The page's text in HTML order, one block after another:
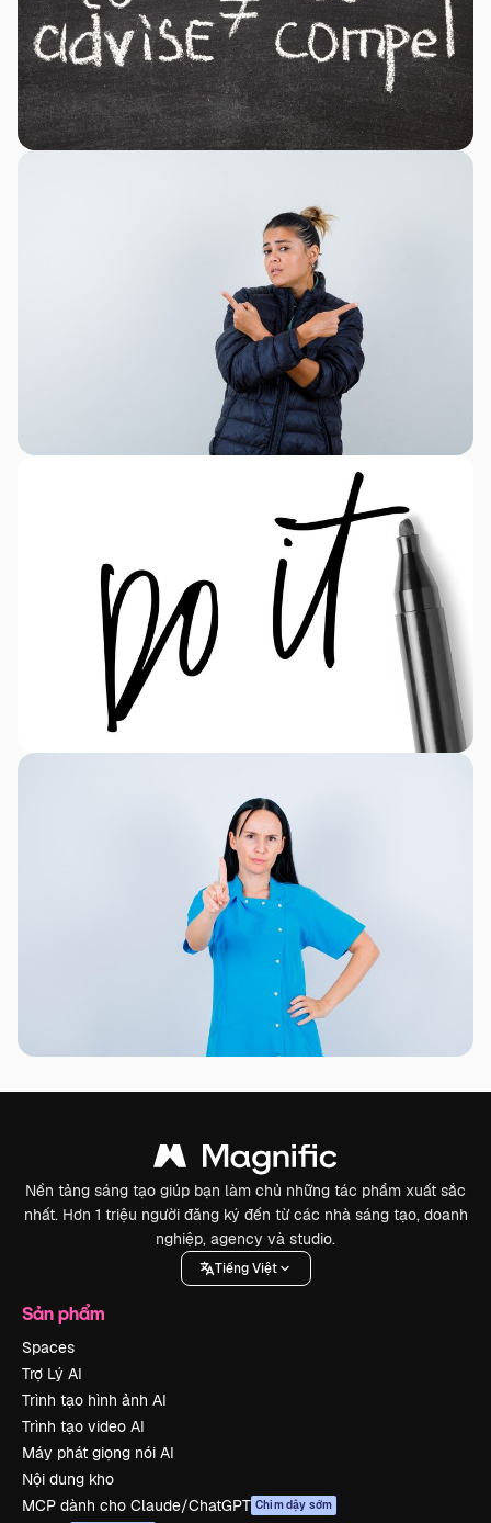
Nền tảng sáng tạo giúp bạn làm chủ những tác phẩm xuất sắc
nhất. Hơn 1 triệu người đăng ký đến từ các nhà sáng tạo, doanh
nghiệp, agency và studio.
Tiếng Việt
Sản phẩm
Spaces
Trợ Lý AI
Trình tạo hình ảnh AI
Trình tạo video AI
Máy phát giọng nói AI
Nội dung kho
MCP dành cho Claude/ChatGPT Chim dậy sớm